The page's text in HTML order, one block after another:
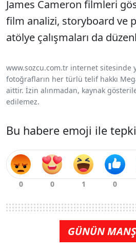
James Cameron filmleri
film analizi, storyboard ve
atölye çalışmaları da
www.sozcu.com.tr internet sitesinde
fotoğrafların her türlü telif hakkı
aittir. İzin alınmadan, kaynak
edilemez.
Bu habere emoji ile
GÜNÜN